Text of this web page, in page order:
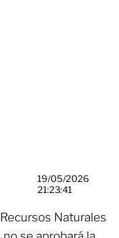
19/05/2026
21:23:41
Naturales